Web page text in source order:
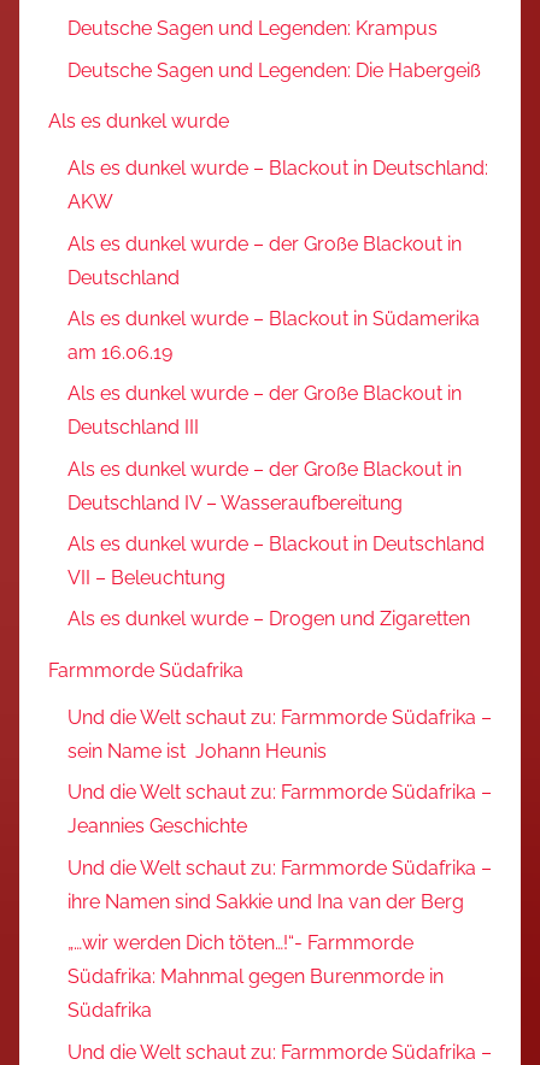
Deutsche Sagen und Legenden: Krampus
Deutsche Sagen und Legenden: Die Habergeiß
Als es dunkel wurde
Als es dunkel wurde – Blackout in Deutschland:
AKW
Als es dunkel wurde – der Große Blackout in
Deutschland
Als es dunkel wurde – Blackout in Südamerika
am 16.06.19
Als es dunkel wurde – der Große Blackout in
Deutschland III
Als es dunkel wurde – der Große Blackout in
Deutschland IV – Wasseraufbereitung
Als es dunkel wurde – Blackout in Deutschland
VII – Beleuchtung
Als es dunkel wurde – Drogen und Zigaretten
Farmmorde Südafrika
Und die Welt schaut zu: Farmmorde Südafrika –
sein Name ist Johann Heunis
Und die Welt schaut zu: Farmmorde Südafrika –
Jeannies Geschichte
Und die Welt schaut zu: Farmmorde Südafrika –
ihre Namen sind Sakkie und Ina van der Berg
„…wir werden Dich töten…!“- Farmmorde
Südafrika: Mahnmal gegen Burenmorde in
Südafrika
Und die Welt schaut zu: Farmmorde Südafrika –